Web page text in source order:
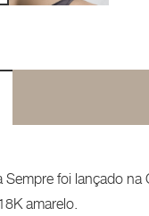
Sempre foi lançado
amarelo.